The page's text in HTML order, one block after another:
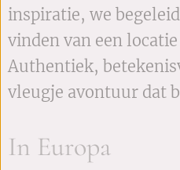
inspiratie, we
vinden van een
Authentiek,
vleugje avontuur dat
In Europa